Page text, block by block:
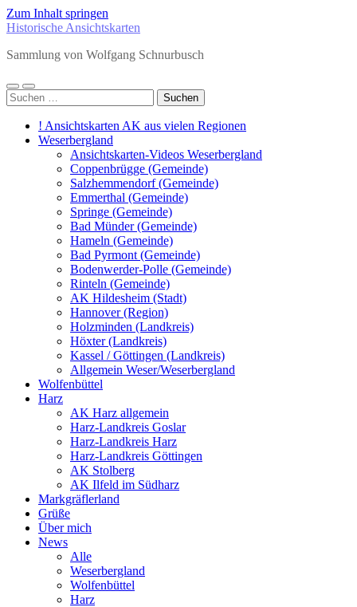
Zum Inhalt springen
Historische Ansichtskarten
Sammlung von Wolfgang Schnurbusch
Mobile-
Menü
Suchfeld
ein-/ausblenden
Suchen
nach:
! Ansichtskarten AK aus vielen Regionen
Weserbergland
Ansichtskarten-Videos Weserbergland
Coppenbrügge (Gemeinde)
Salzhemmendorf (Gemeinde)
Emmerthal (Gemeinde)
Springe (Gemeinde)
Bad Münder (Gemeinde)
Hameln (Gemeinde)
Bad Pyrmont (Gemeinde)
Bodenwerder-Polle (Gemeinde)
Rinteln (Gemeinde)
AK Hildesheim (Stadt)
Hannover (Region)
Holzminden (Landkreis)
Höxter (Landkreis)
Kassel / Göttingen (Landkreis)
Allgemein Weser/Weserbergland
Wolfenbüttel
Harz
AK Harz allgemein
Harz-Landkreis Goslar
Harz-Landkreis Harz
Harz-Landkreis Göttingen
AK Stolberg
AK Ilfeld im Südharz
Markgräflerland
Grüße
Über mich
News
Alle
Weserbergland
Wolfenbüttel
Harz